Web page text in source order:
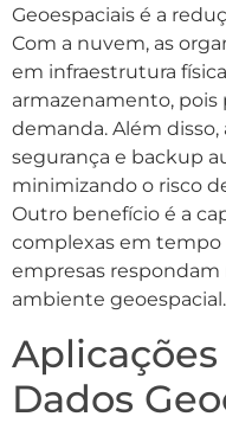
Geoespaciais é a
Com a nuvem, as
em infraestrutura
armazenamento, pois
demanda. Além
segurança e backup
minimizando o risco
Outro benefício é a
complexas em tempo
empresas
ambiente geoespacial.
Dados